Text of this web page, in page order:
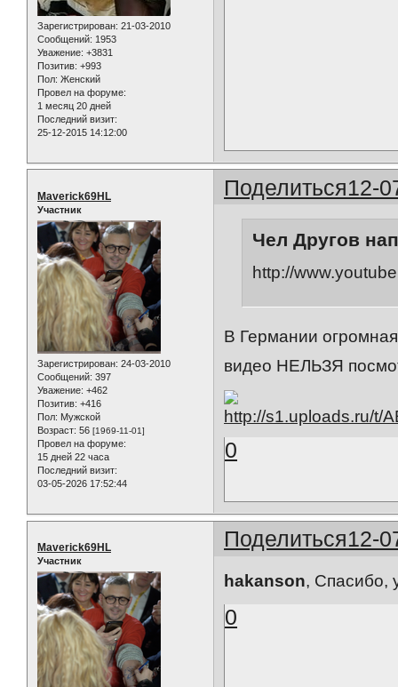
Зарегистрирован: 21-03-2010
Сообщений: 1953
Уважение: +3831
Позитив: +993
Пол: Женский
Провел на форуме:
1 месяц 20 дней
Последний визит:
25-12-2015 14:12:00
Поделиться12-
Maverick69HL
Участник
Зарегистрирован: 24-03-2010
Сообщений: 397
Уважение: +462
Позитив: +416
Пол: Мужской
Возраст: 56 [1969-11-01]
Провел на форуме:
15 дней 22 часа
Последний визит:
03-05-2026 17:52:44
Чел Другов
http://
В Германии
видео НЕЛЬЗЯ
0
Поделиться12-
Maverick69HL
Участник
hakanson, Спасибо,
0